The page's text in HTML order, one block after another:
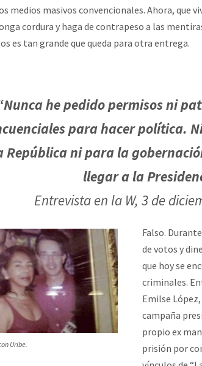
medios masivos convencionales. Ahora, que
cordura y haga de contrapeso a las
es tan grande que queda para otra entrega.
he pedido permisos ni
para hacer política.
República ni para la
llegar a la
Entrevista en la W, 3 de
Uribe.
Falso.
de votos y
que hoy se
criminales.
Emilse
campaña
propio ex
prisión por